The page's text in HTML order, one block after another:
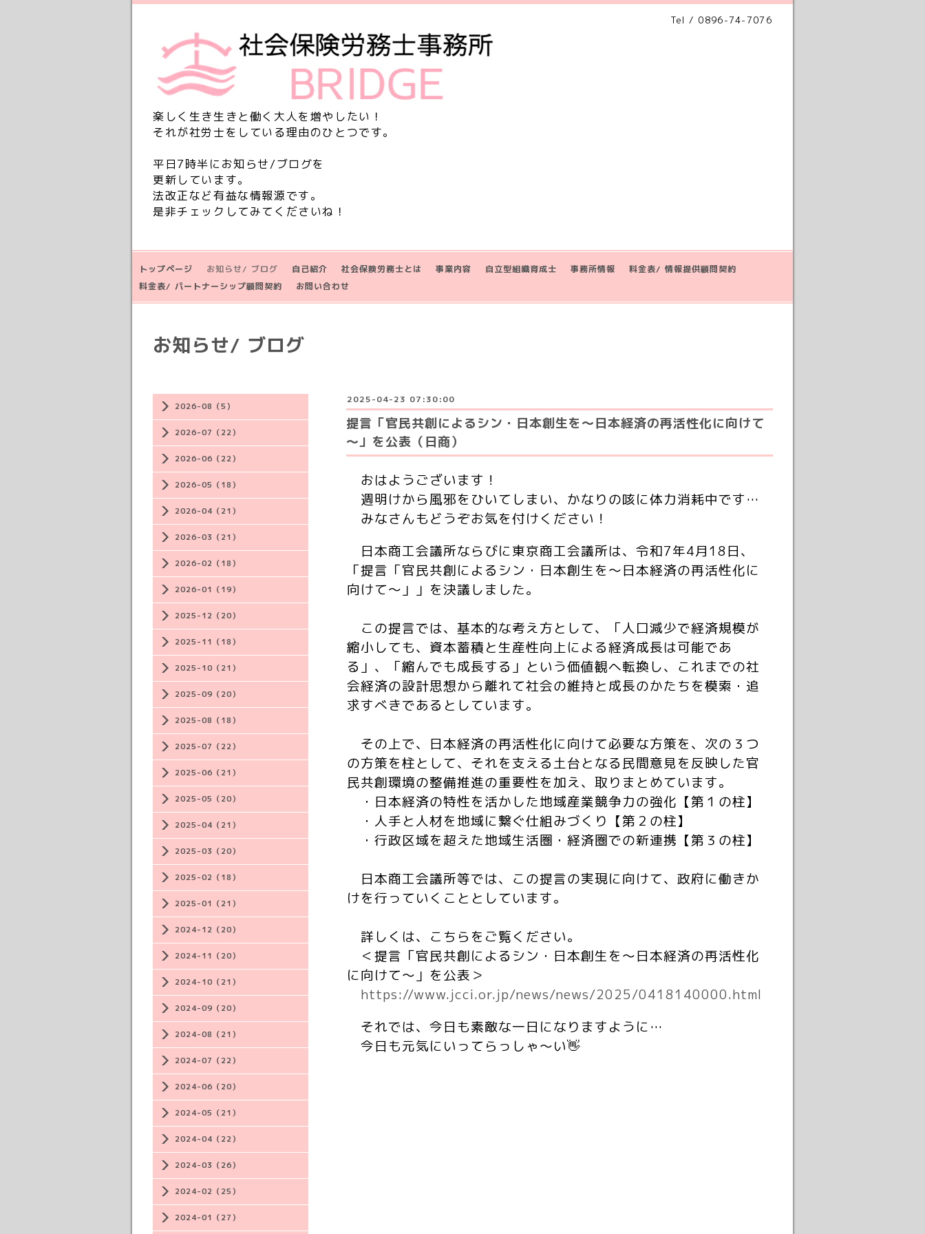
Tel / 0896-74-7076
楽しく生き生きと働く大人を増やしたい！
それが社労士をしている理由のひとつです。
平日7時半にお知らせ/ブログを
更新しています。
法改正など有益な情報源です。
是非チェックしてみてくださいね！
トップページ お知らせ/ ブログ 自己紹介 社会保険労務士とは 事業内容 自立型組織育成士 事務所情報
料金表/ 情報提供顧問契約
料金表/ パートナーシップ顧問契約
お問い合わせ
2026-08（5）
2026-07（22）
2026-06（22）
2026-05（18）
2026-04（21）
2026-03（21）
2026-02（18）
2026-01（19）
2025-12（20）
2025-11（18）
2025-10（21）
2025-09（20）
2025-08（18）
2025-07（22）
2025-06（21）
2025-05（20）
2025-04（21）
2025-03（20）
2025-02（18）
2025-01（21）
2024-12（20）
2024-11（20）
2024-10（21）
2024-09（20）
2024-08（21）
2024-07（22）
2024-06（20）
2024-05（21）
2024-04（22）
2024-03（26）
2024-02（25）
2024-01（27）
お知らせ/ ブログ
2025-04-23 07:30:00
提言「官民共創によるシン・日本創生を～日本経済の再活性化に向けて
～」を公表（日商）
おはようございます！
週明けから風邪をひいてしまい、かなりの咳に体力消耗中です…
みなさんもどうぞお気を付けください！
日本商工会議所ならびに東京商工会議所は、令和7年4月18日、
「提言「官民共創によるシン・日本創生を～日本経済の再活性化に
向けて～」」を決議しました。
この提言では、基本的な考え方として、「人口減少で経済規模が
縮小しても、資本蓄積と生産性向上による経済成長は可能であ
る」、「縮んでも成長する」という価値観へ転換し、これまでの社
会経済の設計思想から離れて社会の維持と成長のかたちを模索・追
求すべきであるとしています。
その上で、日本経済の再活性化に向けて必要な方策を、次の３つ
の方策を柱として、それを支える土台となる民間意見を反映した官
民共創環境の整備推進の重要性を加え、取りまとめています。
・日本経済の特性を活かした地域産業競争力の強化【第１の柱】
・人手と人材を地域に繋ぐ仕組みづくり【第２の柱】
・行政区域を超えた地域生活圏・経済圏での新連携【第３の柱】
日本商工会議所等では、この提言の実現に向けて、政府に働きか
けを行っていくこととしています。
詳しくは、こちらをご覧ください。
＜提言「官民共創によるシン・日本創生を～日本経済の再活性化
に向けて～」を公表＞
https://www.jcci.or.jp/news/news/2025/0418140000.html
それでは、今日も素敵な一日になりますように…
今日も元気にいってらっしゃ～い👋